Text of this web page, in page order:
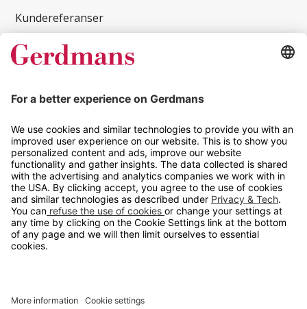
Kundereferanser
Magasin
Tips og guider
Kontakt
info@gerdmans.no
67 80 56 20
Åpningstid
Hverdager 08:00-16:00